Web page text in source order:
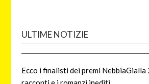
ULTIME NOTIZIE
Ecco i finalisti dei premi NebbiaGialla